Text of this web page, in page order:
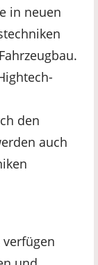
in neuen
den
auch